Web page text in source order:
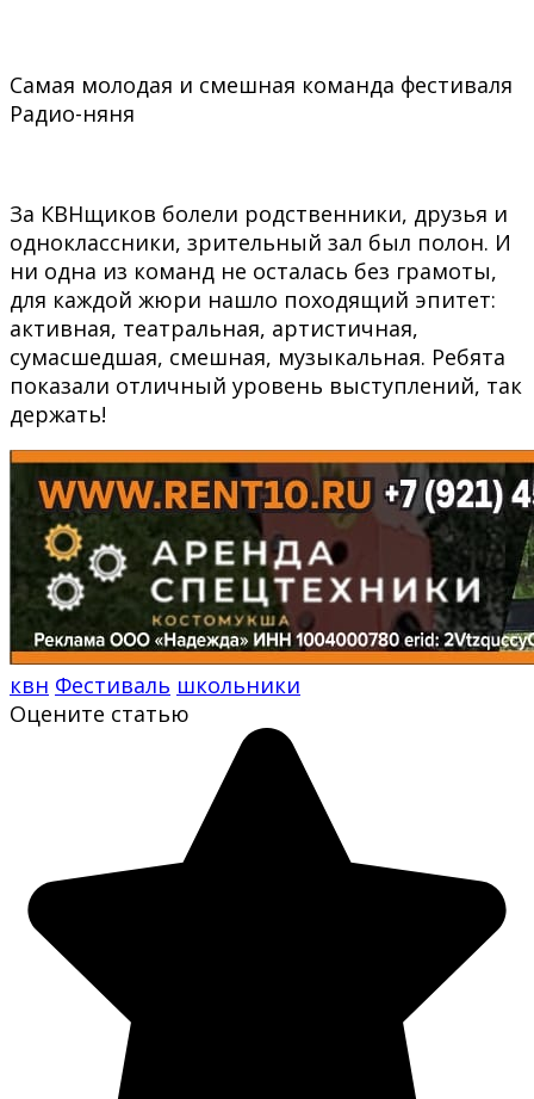
Самая молодая и смешная команда фестиваля
Радио-няня
За КВНщиков болели родственники, друзья и
одноклассники, зрительный зал был полон. И
ни одна из команд не осталась без грамоты,
для каждой жюри нашло походящий эпитет:
активная, театральная, артистичная,
сумасшедшая, смешная, музыкальная. Ребята
показали отличный уровень выступлений, так
держать!
квн Фестиваль школьники
Оцените статью